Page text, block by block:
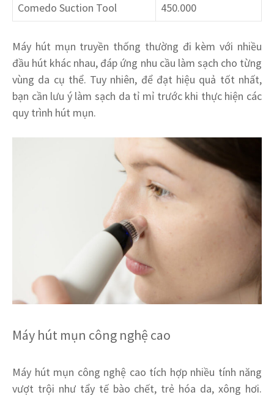
Comedo Suction Tool 450.000
Máy hút mụn truyền thống thường đi kèm với nhiều
đầu hút khác nhau, đáp ứng nhu cầu làm sạch cho từng
vùng da cụ thể. Tuy nhiên, để đạt hiệu quả tốt nhất,
bạn cần lưu ý làm sạch da tỉ mỉ trước khi thực hiện các
quy trình hút mụn.
Máy hút mụn công nghệ cao
Máy hút mụn công nghệ cao tích hợp nhiều tính năng
vượt trội như tẩy tế bào chết, trẻ hóa da, xông hơi.